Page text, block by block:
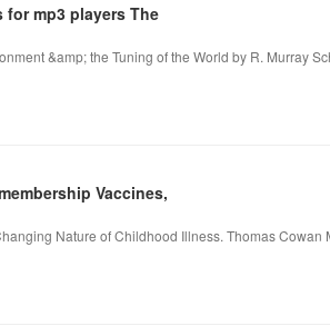
mp3 players The
&amp; the Tuning of the World by R. Murray
Vaccines,
Nature of Childhood Illness. Thomas